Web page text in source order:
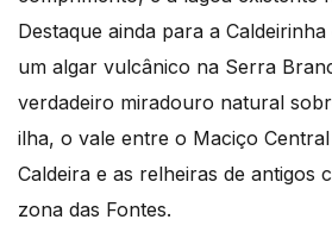
Destaque ainda para a
um algar vulcânico na Serra
verdadeiro miradouro natural
ilha, o vale entre o Maciço
Caldeira e as relheiras de antigos
zona das Fontes.